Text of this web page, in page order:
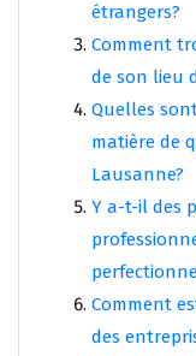
étrangers?
Comment
de son lieu
Quelles
matière de
Lausanne?
Y a-t-il des
Comment
des